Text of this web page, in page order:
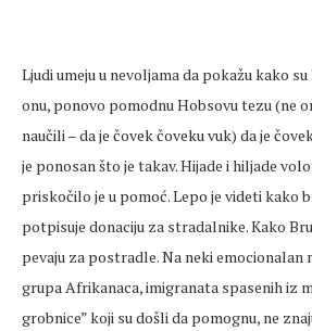
Ljudi umeju u nevoljama da pokažu kako
onu, ponovo pomodnu Hobsovu tezu (ne
naučili – da je čovek čoveku vuk) da je
je ponosan što je takav. Hijade i hiljade
priskočilo je u pomoć. Lepo je videti kako
potpisuje donaciju za stradalnike. Kako
pevaju za postradle. Na neki emocionalan
grupa Afrikanaca, imigranata spasenih iz
grobnice” koji su došli da pomognu, ne